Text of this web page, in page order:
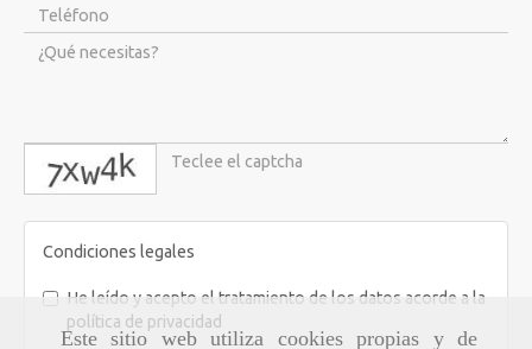
Este sitio web utiliza cookies propias y de
captcha
Condiciones legales
He leído y acepto el tratamiento de los datos acorde a la
política de privacidad